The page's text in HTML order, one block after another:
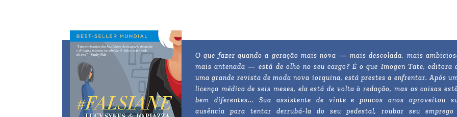
O que fazer quando a geração mais nova — mais descolada, mais
mais antenada — está de olho no seu cargo? É o que Imogen Tate, editora
uma grande revista de moda nova iorquina, está prestes a enfrentar. Após
licença médica de seis meses, ela está de volta à redação, mas as coisas
bem diferentes... Sua assistente de vinte e poucos anos aproveitou
ausência para tentar derrubá-la do seu pedestal, roubar seu emprego